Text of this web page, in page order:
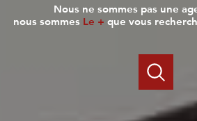
nous ne sommes pas une
nous sommes Le + que vous